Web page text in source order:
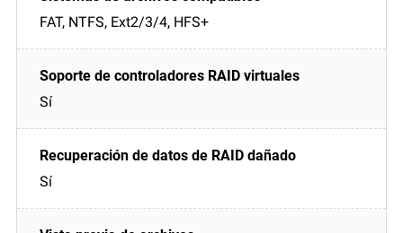
FAT, NTFS, Ext2/3/4, HFS+
Sí
Sí